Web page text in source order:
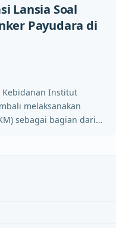
Lansia Soal
Payudara di
Kebidanan Institut
melaksanakan
sebagai bagian dari…